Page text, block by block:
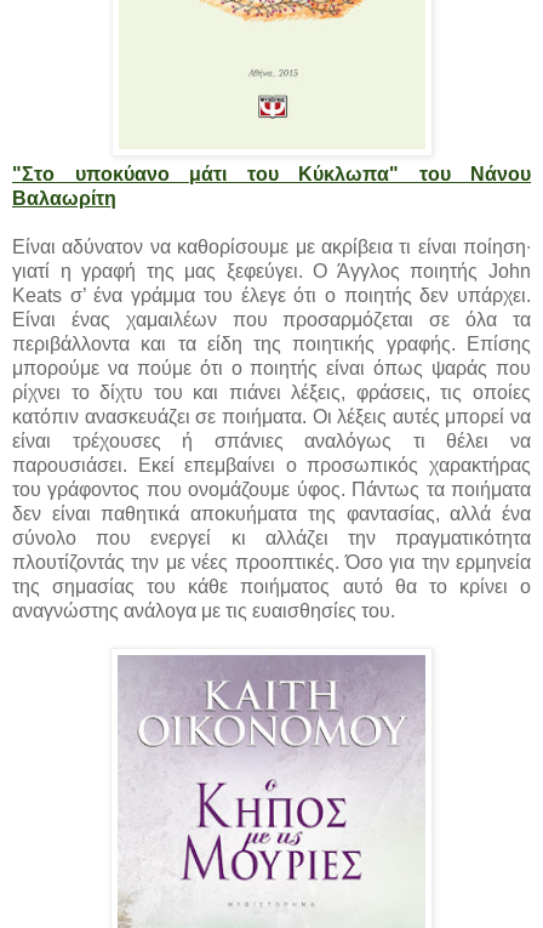
"Στο υποκύανο μάτι του Κύκλωπα" του Νάνου
Βαλαωρίτη
Είναι αδύνατον να καθορίσουμε με ακρίβεια τι είναι ποίηση∙
γιατί η γραφή της μας ξεφεύγει. Ο Άγγλος ποιητής John
Keats σ’ ένα γράμμα του έλεγε ότι ο ποιητής δεν υπάρχει.
Είναι ένας χαμαιλέων που προσαρμόζεται σε όλα τα
περιβάλλοντα και τα είδη της ποιητικής γραφής. Επίσης
μπορούμε να πούμε ότι ο ποιητής είναι όπως ψαράς που
ρίχνει το δίχτυ του και πιάνει λέξεις, φράσεις, τις οποίες
κατόπιν ανασκευάζει σε ποιήματα. Οι λέξεις αυτές μπορεί να
είναι τρέχουσες ή σπάνιες αναλόγως τι θέλει να
παρουσιάσει. Εκεί επεμβαίνει ο προσωπικός χαρακτήρας
του γράφοντος που ονομάζουμε ύφος. Πάντως τα ποιήματα
δεν είναι παθητικά αποκυήματα της φαντασίας, αλλά ένα
σύνολο που ενεργεί κι αλλάζει την πραγματικότητα
πλουτίζοντάς την με νέες προοπτικές. Όσο για την ερμηνεία
της σημασίας του κάθε ποιήματος αυτό θα το κρίνει ο
αναγνώστης ανάλογα με τις ευαισθησίες του.